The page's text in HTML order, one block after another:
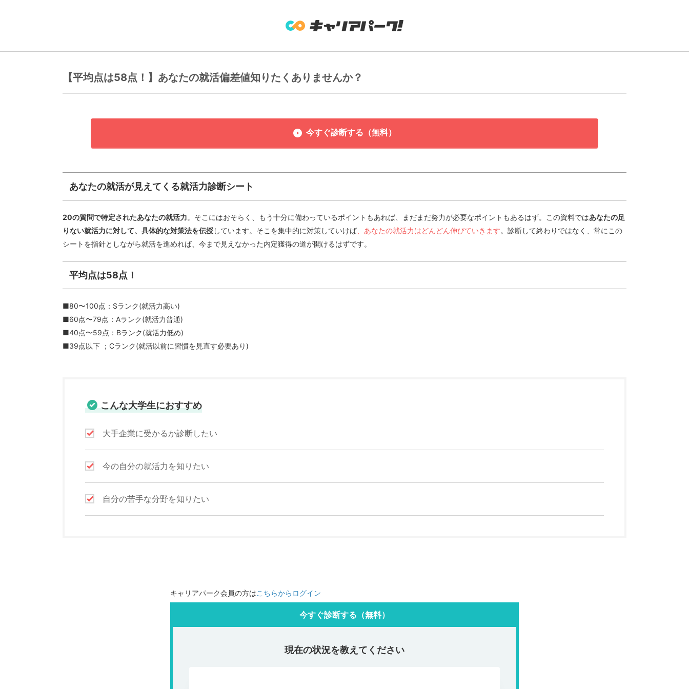
【平均点は58点！】あなたの就活偏差値知りたくありませんか？
今すぐ診断する（無料）
あなたの就活が見えてくる就活力診断シート
20の質問で特定されたあなたの就活力。そこにはおそらく、もう十分に備わっているポイントもあれば、まだまだ努力が必要なポイントもあるはず。この資料ではあなたの足
りない就活力に対して、具体的な対策法を伝授しています。そこを集中的に対策していけば 、あなたの就活力はどんどん伸びていきます。診断して終わりではなく、常にこの
シートを指針としながら就活を進めれば、今まで見えなかった内定獲得の道が開けるはずです。
平均点は58点！
■80〜100点：Sランク(就活力高い)
■60点〜79点：Aランク(就活力普通)
■40点〜59点：Bランク(就活力低め)
■39点以下 ；Cランク(就活以前に習慣を見直す必要あり)
こんな大学生におすすめ
大手企業に受かるか診断したい
今の自分の就活力を知りたい
自分の苦手な分野を知りたい
キャリアパーク会員の方はこちらからログイン
今すぐ診断する（無料）
現在の状況を教えてください